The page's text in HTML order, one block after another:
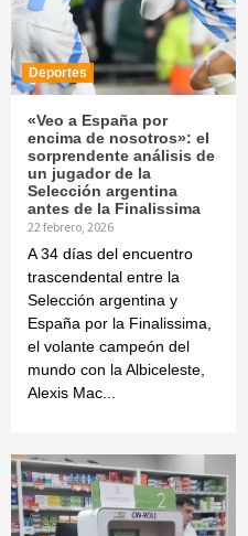
Deportes
«Veo a España por
encima de nosotros»: el
sorprendente análisis de
un jugador de la
Selección argentina
antes de la Finalissima
22 febrero, 2026
A 34 días del encuentro
trascendental entre la
Selección argentina y
España por la Finalissima,
el volante campeón del
mundo con la Albiceleste,
Alexis Mac...